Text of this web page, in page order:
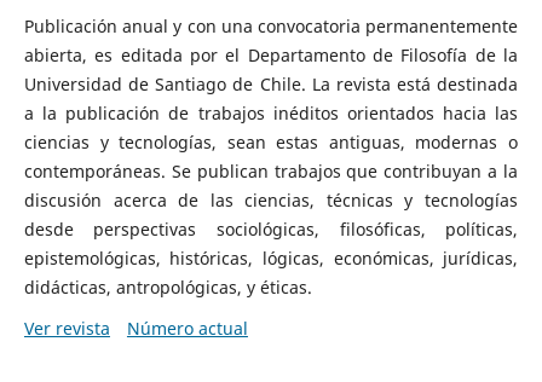
Publicación anual y con una convocatoria permanentemente
abierta, es editada por el Departamento de Filosofía de la
Universidad de Santiago de Chile. La revista está destinada
a la publicación de trabajos inéditos orientados hacia las
ciencias y tecnologías, sean estas antiguas, modernas o
contemporáneas. Se publican trabajos que contribuyan a la
discusión acerca de las ciencias, técnicas y tecnologías
desde perspectivas sociológicas, filosóficas, políticas,
epistemológicas, históricas, lógicas, económicas, jurídicas,
didácticas, antropológicas, y éticas.
Ver revista
Número actual